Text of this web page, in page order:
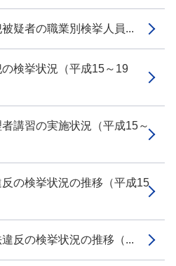
疑者の職業別検挙人員...
検挙状況（平成15～19
講習の実施状況（平成15～
の検挙状況の推移（平成15
反の検挙状況の推移（...